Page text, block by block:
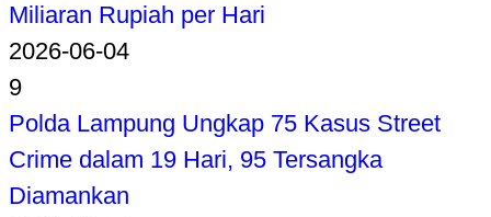
Miliaran Rupiah per Hari
2026-06-04
9
Polda Lampung Ungkap 75 Kasus Street
Crime dalam 19 Hari, 95 Tersangka
Diamankan